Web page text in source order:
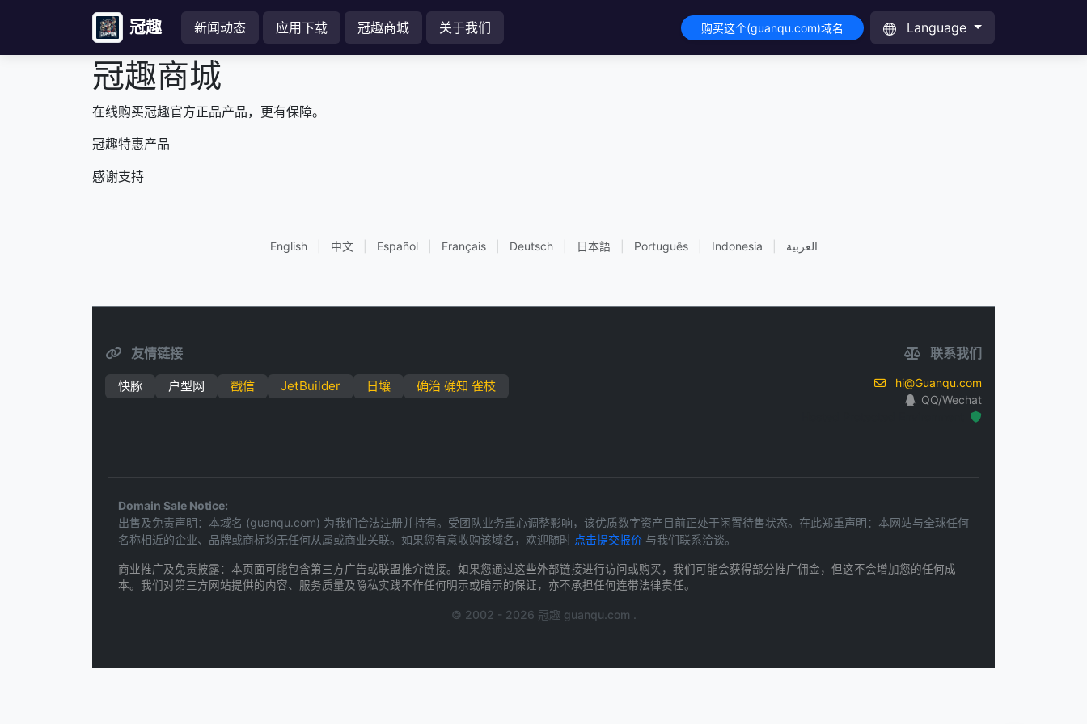
冠趣 新闻动态 应用下载 冠趣商城 关于我们 购买这个(guanqu.com)域名 Language
冠趣商城
在线购买冠趣官方正品产品，更有保障。
冠趣特惠产品
感谢支持
English 中文 Español Français Deutsch 日本語 Português Indonesia العربية
友情链接
快豚 户型网 戳信 JetBuilder 日壤 确治 确知 雀枝
联系我们
hi@Guanqu.com
QQ/Wechat
Domain Sale Notice:
出售及免责声明：本域名 (guanqu.com) 为我们合法注册并持有。受团队业务重心调整影响，该优质数字资产目前正处于闲置待售状态。在此郑重声明：本网站与全球任何
名称相近的企业、品牌或商标均无任何从属或商业关联。如果您有意收购该域名，欢迎随时 点击提交报价 与我们联系洽谈。
商业推广及免责披露：本页面可能包含第三方广告或联盟推介链接。如果您通过这些外部链接进行访问或购买，我们可能会获得部分推广佣金，但这不会增加您的任何成
本。我们对第三方网站提供的内容、服务质量及隐私实践不作任何明示或暗示的保证，亦不承担任何连带法律责任。
© 2002 - 2026 冠趣 guanqu.com .